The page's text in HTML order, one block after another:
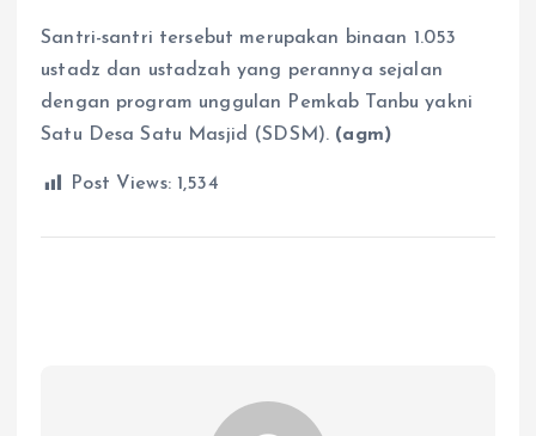
Santri-santri tersebut merupakan binaan 1.053
ustadz dan ustadzah yang perannya sejalan
dengan program unggulan Pemkab Tanbu yakni
Satu Desa Satu Masjid (SDSM). (agm)
Post Views: 1,534